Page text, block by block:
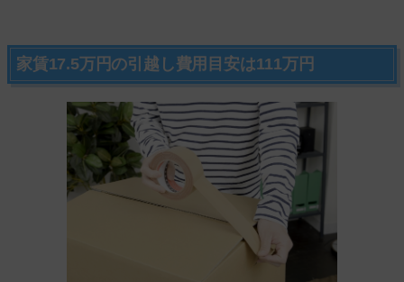
家賃17.5万円の引越し費用目安は111万円